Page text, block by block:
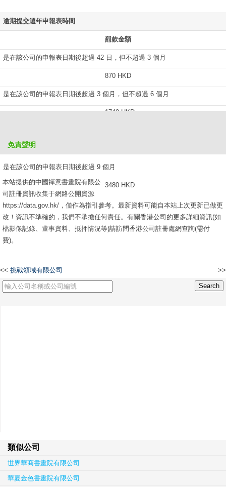
逾期提交週年申報表時間
罰款金額
是在該公司的申報表日期後超過 42 日，但不超過 3 個月
870 HKD
是在該公司的申報表日期後超過 3 個月，但不超過 6 個月
1740 HKD
是在該公司的申報表日期後超過 9 個月
3480 HKD
免責聲明
本站提供的中國禪意書畫院有限公
司註冊資訊收集于網路公開資源
https://data.gov.hk/，僅作為指引參考。最新資料可能自本站上次更新已做更
改！資訊不準確的，我們不承擔任何責任。有關香港公司的更多詳細資訊(如
檔影像記錄、董事資料、抵押情況等)請訪問香港公司註冊處網查詢(需付
費)。
<< 挑戰領域有限公司 >>
類似公司
世界華商書畫院有限公司
華夏金色書畫院有限公司